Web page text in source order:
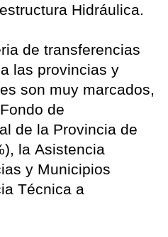
Hidráulica.
de transferencias
las provincias y
son muy marcados,
de
de la Provincia de
la Asistencia
y Municipios
Técnica a